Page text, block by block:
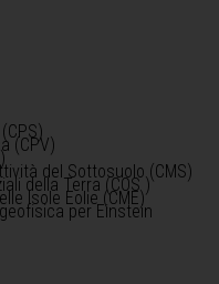
(CPV)
del Sottosuolo (CMS)
della Terra (COS )
Isole Eolie (CME)
per Einstein